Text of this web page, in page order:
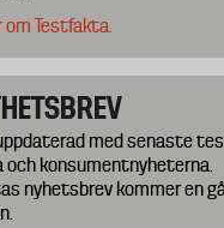
om Testfakta.
med senaste
och konsumentnyheterna.
nyhetsbrev kommer en